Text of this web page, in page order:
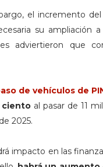
el incremento
su ampliación a
adviertieron que
de vehículos de
cientoal pasar de 11
2025.
impacto en las